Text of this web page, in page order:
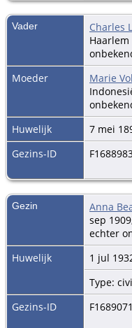
Vader Charles
Haarlem
Moeder
Marie
Huwelijk
7 mei
Gezins-ID
Gezin Anna
sep
echter
Huwelijk
1 jul
Type:
Gezins-ID